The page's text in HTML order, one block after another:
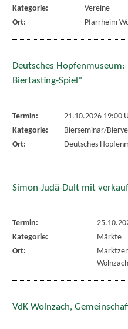
Kategorie:
Vereine
Ort:
Pfarrheim
Deutsches Hopfenmuseum:
Biertasting-Spiel"
Termin:
21.10.2026 19:00
Kategorie:
Bierseminar/
Ort:
Deutsches
Simon-Judä-Dult mit
Termin:
Kategorie:
Märkte
Ort:
Wolnzach
VdK Wolnzach,